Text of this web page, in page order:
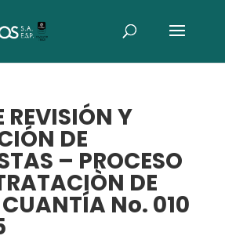
REVISIÓN Y
DE
– PROCESO
DE
No. 010